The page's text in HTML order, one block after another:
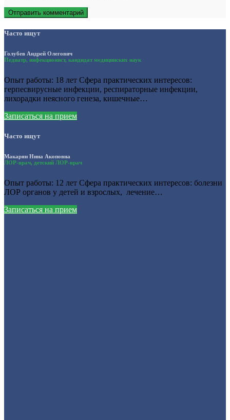
Часто ищут
Голубев Андрей Олегович
Педиатр, инфекционист, кандидат медицинских наук
Опыт работы: 18 лет Сфера практических интересов:
герпесвирусные инфекции, респираторные инфекции,
лихорадки неясного генеза, кишечные…
Записаться на прием
Часто ищут
Макарян Нина Акоповна
ЛОР-врач, детский ЛОР-врач
Опыт работы: 12 лет Сфера практических интересов: болезни
ЛОР органов у детей и взрослых, лечение…
Записаться на прием